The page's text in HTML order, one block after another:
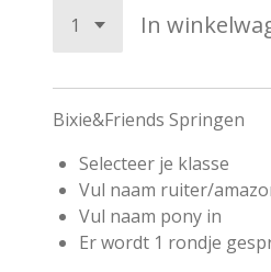
In
Bixie&Friends Springen
Selecteer je klasse
Vul naam ruiter/
Vul naam pony in
Er wordt 1 rondje